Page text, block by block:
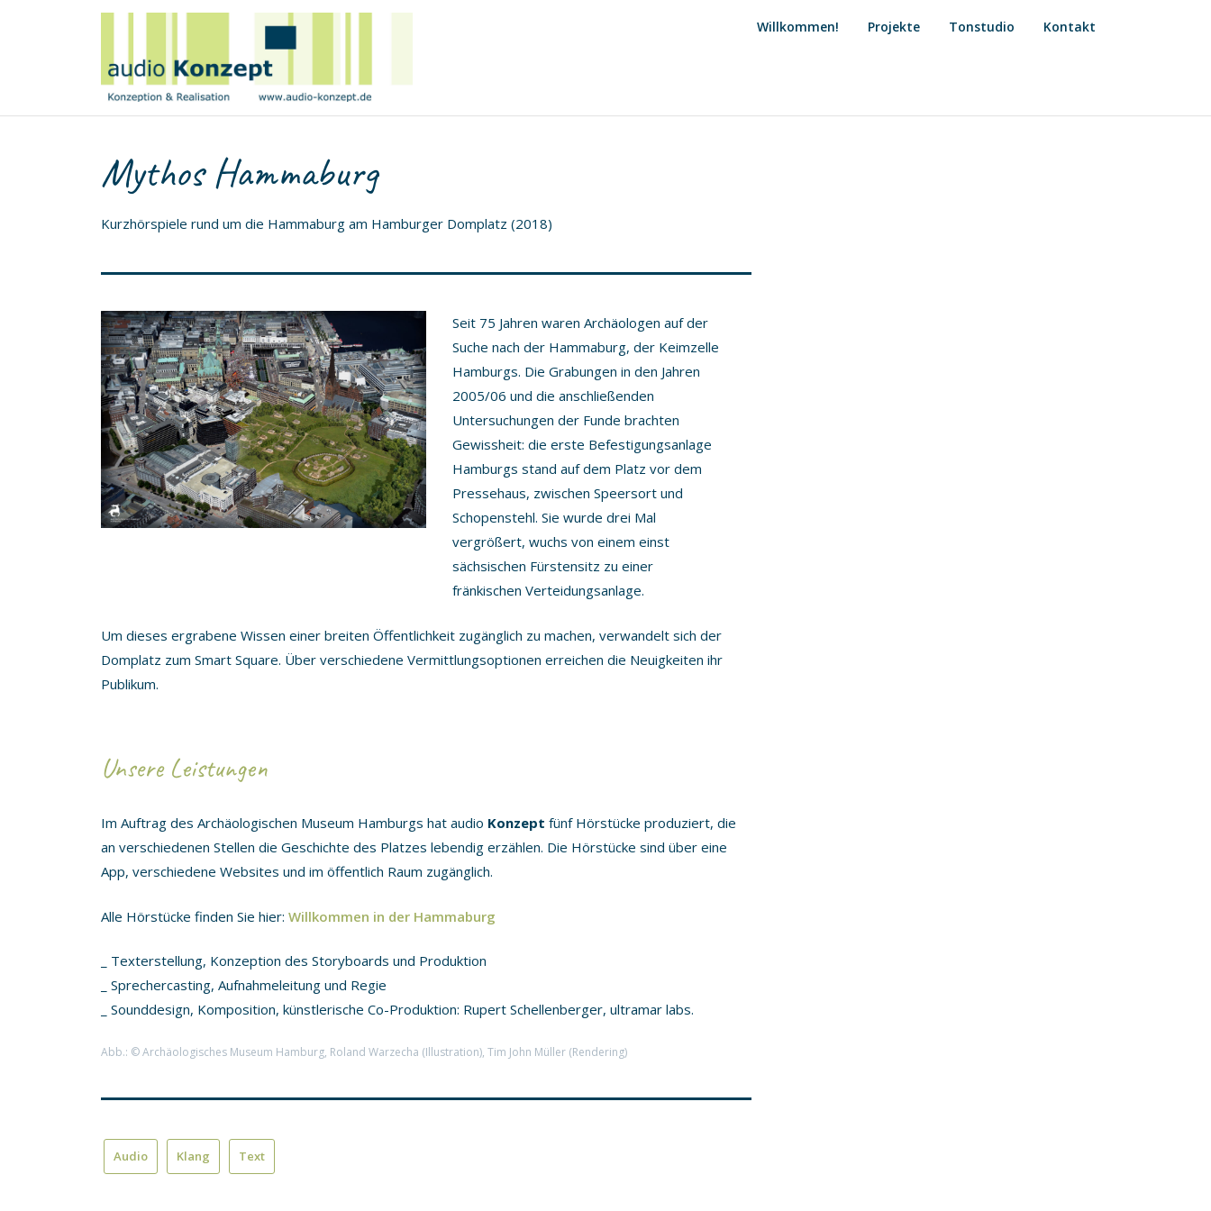
Willkommen! Projekte Tonstudio Kontakt
Mythos Hammaburg
Kurzhörspiele rund um die Hammaburg am Hamburger Domplatz (2018)
Seit 75 Jahren waren Archäologen auf der
Suche nach der Hammaburg, der Keimzelle
Hamburgs. Die Grabungen in den Jahren
2005/06 und die anschließenden
Untersuchungen der Funde brachten
Gewissheit: die erste Befestigungsanlage
Hamburgs stand auf dem Platz vor dem
Pressehaus, zwischen Speersort und
Schopenstehl. Sie wurde drei Mal
vergrößert, wuchs von einem einst
sächsischen Fürstensitz zu einer
fränkischen Verteidungsanlage.
Um dieses ergrabene Wissen einer breiten Öffentlichkeit zugänglich zu machen, verwandelt sich der
Domplatz zum Smart Square. Über verschiedene Vermittlungsoptionen erreichen die Neuigkeiten ihr
Publikum.
Unsere Leistungen
Im Auftrag des Archäologischen Museum Hamburgs hat audio Konzept fünf Hörstücke produziert, die
an verschiedenen Stellen die Geschichte des Platzes lebendig erzählen. Die Hörstücke sind über eine
App, verschiedene Websites und im öffentlich Raum zugänglich.
Alle Hörstücke finden Sie hier: Willkommen in der Hammaburg
_ Texterstellung, Konzeption des Storyboards und Produktion
_ Sprechercasting, Aufnahmeleitung und Regie
_ Sounddesign, Komposition, künstlerische Co-Produktion: Rupert Schellenberger, ultramar labs.
Abb.: © Archäologisches Museum Hamburg, Roland Warzecha (Illustration), Tim John Müller (Rendering)
Audio Klang Text